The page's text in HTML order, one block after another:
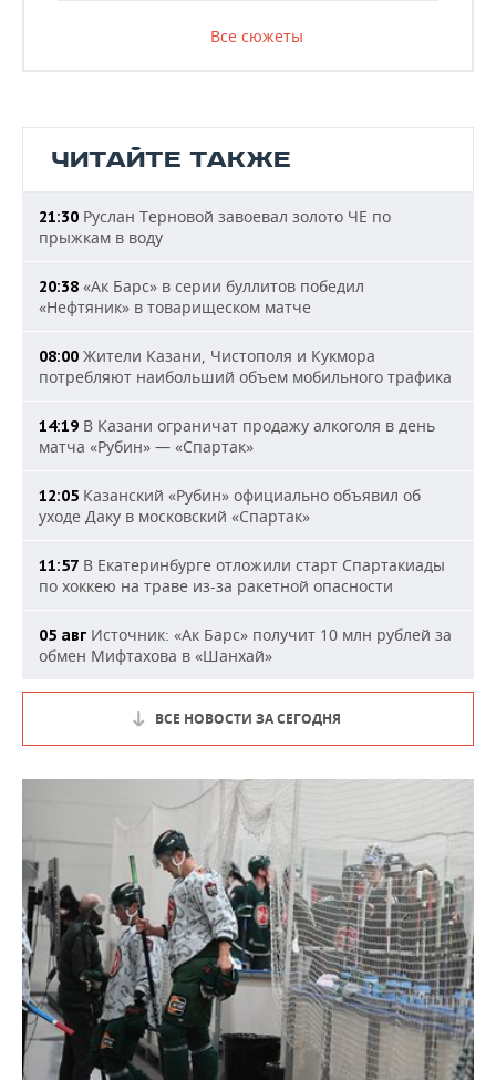
Все сюжеты
ЧИТАЙТЕ ТАКЖЕ
21:30 Руслан Терновой завоевал золото ЧЕ по
прыжкам в воду
20:38 «Ак Барс» в серии буллитов победил
«Нефтяник» в товарищеском матче
08:00 Жители Казани, Чистополя и Кукмора
потребляют наибольший объем мобильного трафика
14:19 В Казани ограничат продажу алкоголя в день
матча «Рубин» — «Спартак»
12:05 Казанский «Рубин» официально объявил об
уходе Даку в московский «Спартак»
11:57 В Екатеринбурге отложили старт Спартакиады
по хоккею на траве из-за ракетной опасности
05 авг Источник: «Ак Барс» получит 10 млн рублей за
обмен Мифтахова в «Шанхай»
ВСЕ НОВОСТИ ЗА СЕГОДНЯ